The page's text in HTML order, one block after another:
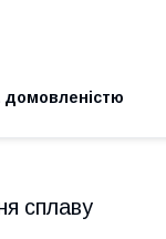
домовленістю
сплаву